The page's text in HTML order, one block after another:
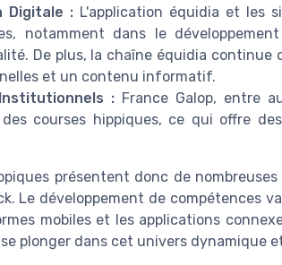
Digitale :L'application équidia et les
notamment dans le
De plus, la chaîne équidia continue
et un contenu informatif.
:France Galop, entre
courses hippiques, ce qui offre
présentent donc de
Le développement de compétences
mobiles et les applications
plonger dans cet univers dynamique